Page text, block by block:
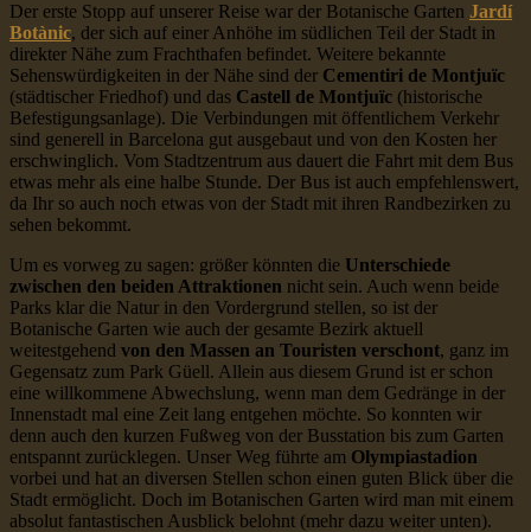
Der erste Stopp auf unserer Reise war der Botanische Garten Jardí
Botànic, der sich auf einer Anhöhe im südlichen Teil der Stadt in
direkter Nähe zum Frachthafen befindet. Weitere bekannte
Sehenswürdigkeiten in der Nähe sind der Cementiri de Montjuïc
(städtischer Friedhof) und das Castell de Montjuïc (historische
Befestigungsanlage). Die Verbindungen mit öffentlichem Verkehr
sind generell in Barcelona gut ausgebaut und von den Kosten her
erschwinglich. Vom Stadtzentrum aus dauert die Fahrt mit dem Bus
etwas mehr als eine halbe Stunde. Der Bus ist auch empfehlenswert,
da Ihr so auch noch etwas von der Stadt mit ihren Randbezirken zu
sehen bekommt.
Um es vorweg zu sagen: größer könnten die Unterschiede
zwischen den beiden Attraktionen nicht sein. Auch wenn beide
Parks klar die Natur in den Vordergrund stellen, so ist der
Botanische Garten wie auch der gesamte Bezirk aktuell
weitestgehend von den Massen an Touristen verschont, ganz im
Gegensatz zum Park Güell. Allein aus diesem Grund ist er schon
eine willkommene Abwechslung, wenn man dem Gedränge in der
Innenstadt mal eine Zeit lang entgehen möchte. So konnten wir
denn auch den kurzen Fußweg von der Busstation bis zum Garten
entspannt zurücklegen. Unser Weg führte am Olympiastadion
vorbei und hat an diversen Stellen schon einen guten Blick über die
Stadt ermöglicht. Doch im Botanischen Garten wird man mit einem
absolut fantastischen Ausblick belohnt (mehr dazu weiter unten).